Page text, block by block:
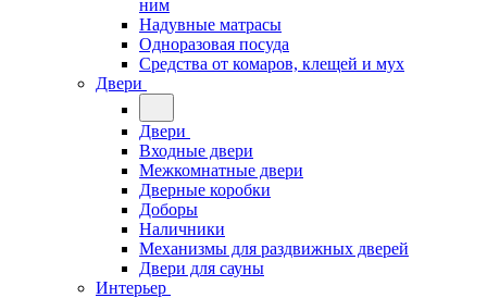
ним
Надувные матрасы
Одноразовая посуда
Средства от комаров, клещей и мух
Двери
Двери
Входные двери
Межкомнатные двери
Дверные коробки
Доборы
Наличники
Механизмы для раздвижных дверей
Двери для сауны
Интерьер